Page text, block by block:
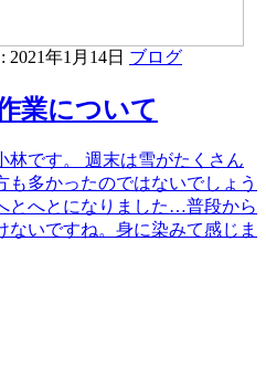
2021年1月14日 ブログ
業について
林です。 週末は雪がたくさん
多かったのではないでしょう
とへとになりました…普段から
いですね。身に染みて感じま